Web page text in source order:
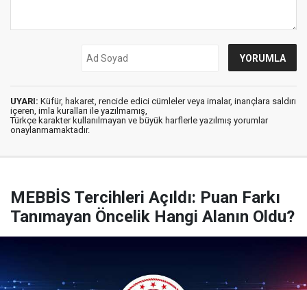
UYARI: Küfür, hakaret, rencide edici cümleler veya imalar, inançlara saldırı
içeren, imla kuralları ile yazılmamış,
Türkçe karakter kullanılmayan ve büyük harflerle yazılmış yorumlar
onaylanmamaktadır.
MEBBİS Tercihleri Açıldı: Puan Farkı
Tanımayan Öncelik Hangi Alanın Oldu?